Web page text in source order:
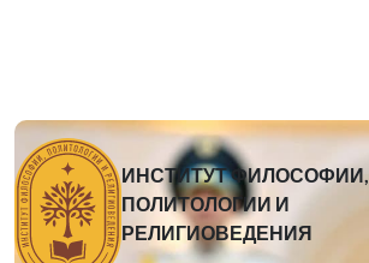
ИНСТИТУТ ФИЛОСОФИИ,
ПОЛИТОЛОГИИ И
РЕЛИГИОВЕДЕНИЯ